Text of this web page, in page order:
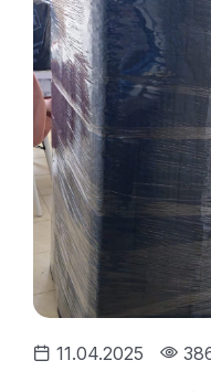
11.04.2025